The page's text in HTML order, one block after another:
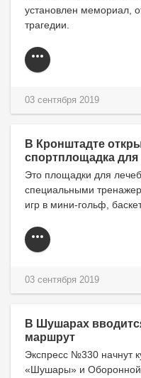
установлен мемориал,
трагедии.
03 сентября 2019
В Кронштадте
спортплощадка
Это площадки для
специальными
игр в мини-гольф,
03 сентября 2019
В Шушарах
маршрут
Экспресс №330 начнут
«Шушары» и Оборонной